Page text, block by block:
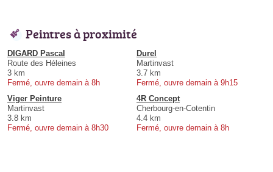
Peintres à proximité
DIGARD Pascal
Route des Héleines
3 km
Fermé, ouvre demain à 8h
Durel
Martinvast
3.7 km
Fermé, ouvre demain à 9h15
Viger Peinture
Martinvast
3.8 km
Fermé, ouvre demain à 8h30
4R Concept
Cherbourg-en-Cotentin
4.4 km
Fermé, ouvre demain à 8h